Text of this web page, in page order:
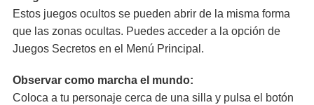
Estos juegos ocultos se pueden abrir de la misma forma
que las zonas ocultas. Puedes acceder a la opción de
Juegos Secretos en el Menú Principal.
Observar como marcha el mundo:
Coloca a tu personaje cerca de una silla y pulsa el botón